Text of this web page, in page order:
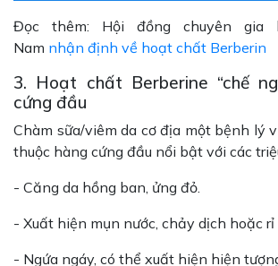
Đọc thêm: Hội đồng chuyên gia
Nam nhận định về hoạt chất Berberin
3. Hoạt chất Berberine “chế
cứng đầu
Chàm sữa/viêm da cơ địa một bệnh lý
thuộc hàng cứng đầu nổi bật với các
- Căng da hồng ban, ửng đỏ.
- Xuất hiện mụn nước, chảy dịch hoặc rỉ
- Ngứa ngáy, có thể xuất hiện hiện